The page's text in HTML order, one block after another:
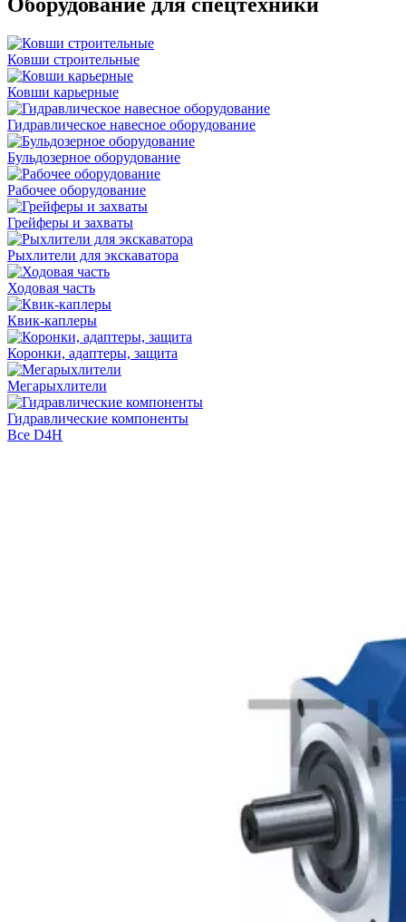
Ковши строительные
Ковши карьерные
Гидравлическое навесное оборудование
Бульдозерное оборудование
Рабочее оборудование
Грейферы и захваты
Рыхлители для экскаватора
Ходовая часть
Квик-каплеры
Коронки, адаптеры, защита
Мегарыхлители
Гидравлические компоненты
Все D4H